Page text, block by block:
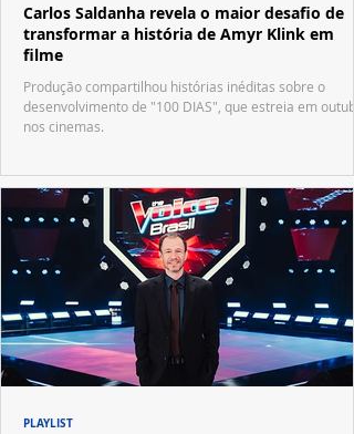
Carlos Saldanha revela o maior desafio de
transformar a história de Amyr Klink em
filme
Produção compartilhou histórias inéditas sobre o
desenvolvimento de "100 DIAS", que estreia em
nos cinemas.
PLAYLIST